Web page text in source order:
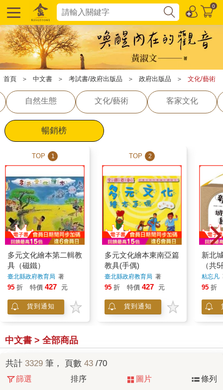
0
首頁 ＞ 中文書 ＞ 考試書/政府出版品 ＞ 政府出版品 ＞ 文化/藝術
自然生態 文化/藝術 客家文化
暢銷榜
TOP 1
多元文化繪本第二輯教
具（磁鐵）
臺北縣政府教育局 著
95 折 特價 427 元
貨到通知
TOP 2
多元文化繪本東南亞篇
教具(手偶)
臺北縣政府教育局 著
95 折 特價 427 元
貨到通知
新北
（共
粘忘凡
95 折
中文書 > 全部商品
共計 3329 筆， 頁數 43 /70
篩選 排序 圖片 條列